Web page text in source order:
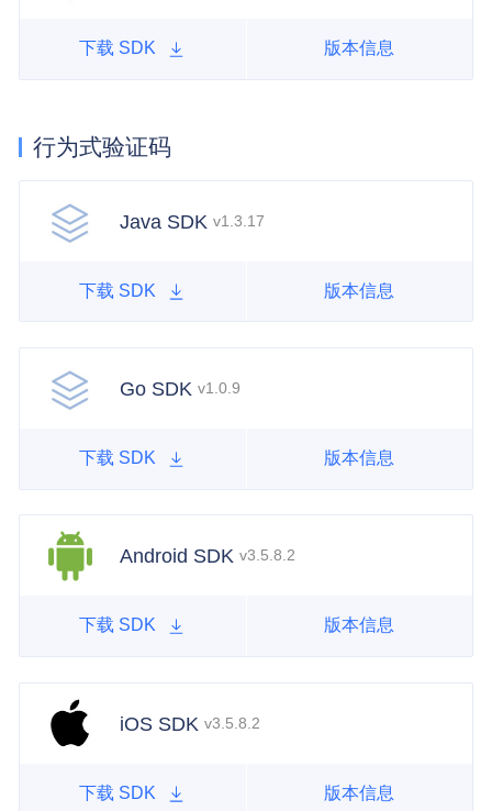
下载 SDK 版本信息
行为式验证码
Java SDK v1.3.17
下载 SDK 版本信息
Go SDK v1.0.9
下载 SDK 版本信息
Android SDK v3.5.8.2
下载 SDK 版本信息
iOS SDK v3.5.8.2
下载 SDK 版本信息